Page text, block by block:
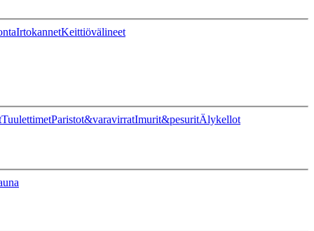
IrtokannetKeittiövälineet
TuulettimetParistot&varavirratImurit&pesuritÄlykellot